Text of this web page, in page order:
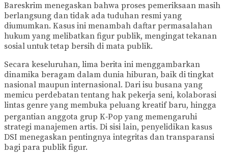
Bareskrim menegaskan bahwa proses pemeriksaan masih
berlangsung dan tidak ada tuduhan resmi yang
diumumkan. Kasus ini menambah daftar permasalahan
hukum yang melibatkan figur publik, mengingat tekanan
sosial untuk tetap bersih di mata publik.
Secara keseluruhan, lima berita ini menggambarkan
dinamika beragam dalam dunia hiburan, baik di tingkat
nasional maupun internasional. Dari isu busana yang
memicu perdebatan tentang hak pekerja seni, kolaborasi
lintas genre yang membuka peluang kreatif baru, hingga
pergantian anggota grup K‑Pop yang memengaruhi
strategi manajemen artis. Di sisi lain, penyelidikan kasus
DSI menegaskan pentingnya integritas dan transparansi
bagi para publik figur.